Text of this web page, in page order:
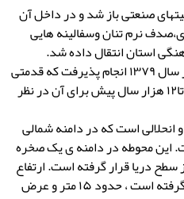
۱۳۶۷ بر اثر فعالیتهای صنعتی باز شد و در داخل آن
نرم تنان وسفالینه هایی
استان انتقال داده شد.
نخستین مطالعات بر روی ابزارها در سال ۱۳۷۹ انجام پذیرفت که قدمتی
در حدود فرا پارینه سنگی یعنی۱۸ تا۱۲ هزار سال پیش برای آن در نظر
انحلالی است که در دامنه شمالی
این محوطه در دامنه ی یک صخره
با ارتفاع ۴۵ متر از سطح دریا قرار گرفته است. ارتفاع
دیوار صخره‌ای که غار در آن شکل گرفته است ، حدود ۱۵ متر و عرض